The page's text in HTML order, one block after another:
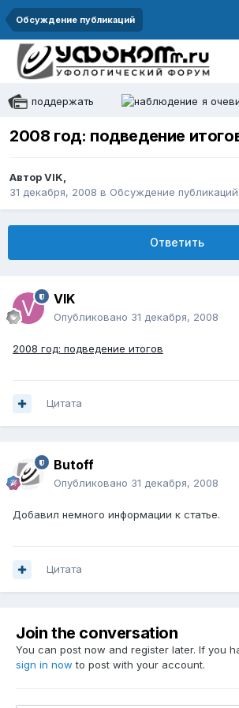
Обсуждение публикаций
поддержать я
2008 год: подведение
АвторVIK,
31 декабря, 2008 в Обсуждение публикаций
Ответить
VIK
Опубликовано 31 декабря, 2008
2008 год: подведение итогов
Цитата
Butoff
Опубликовано 31 декабря, 2008
Добавил немного информации к статье.
Цитата
Join the conversation
You can post now and register later. If you
sign in now to post with your account.